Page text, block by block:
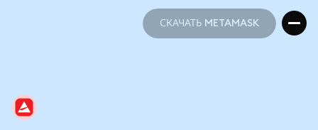
СКАЧАТЬ METAMASK